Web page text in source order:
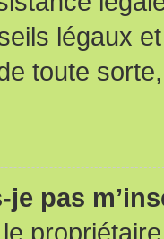
légaux
toute
pas